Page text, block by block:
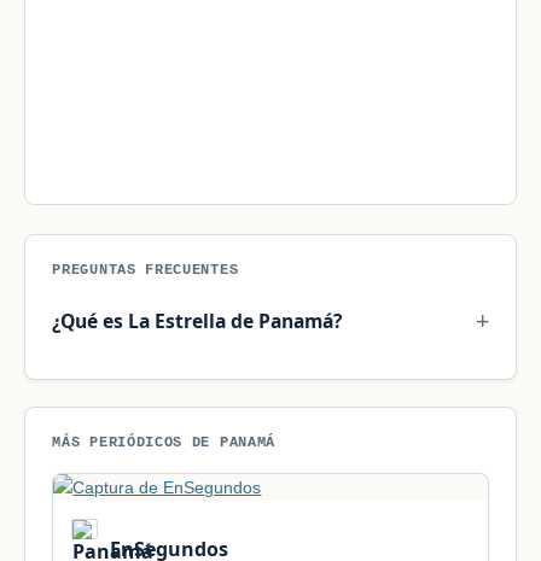
PREGUNTAS FRECUENTES
¿Qué es La Estrella de Panamá?
MÁS PERIÓDICOS DE PANAMÁ
EnSegundos